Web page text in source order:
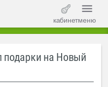
кабинетменю
подарки на Новый